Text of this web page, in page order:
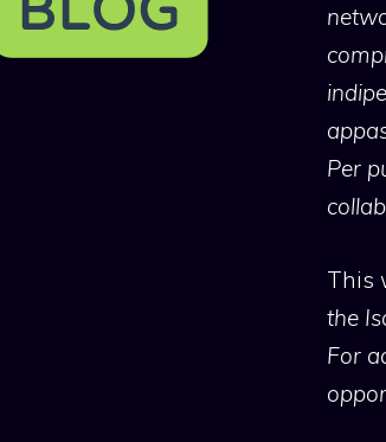
Per
This
the
For